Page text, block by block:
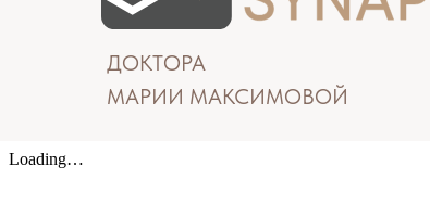
ДОКТОРА
МАРИИ МАКСИМОВОЙ